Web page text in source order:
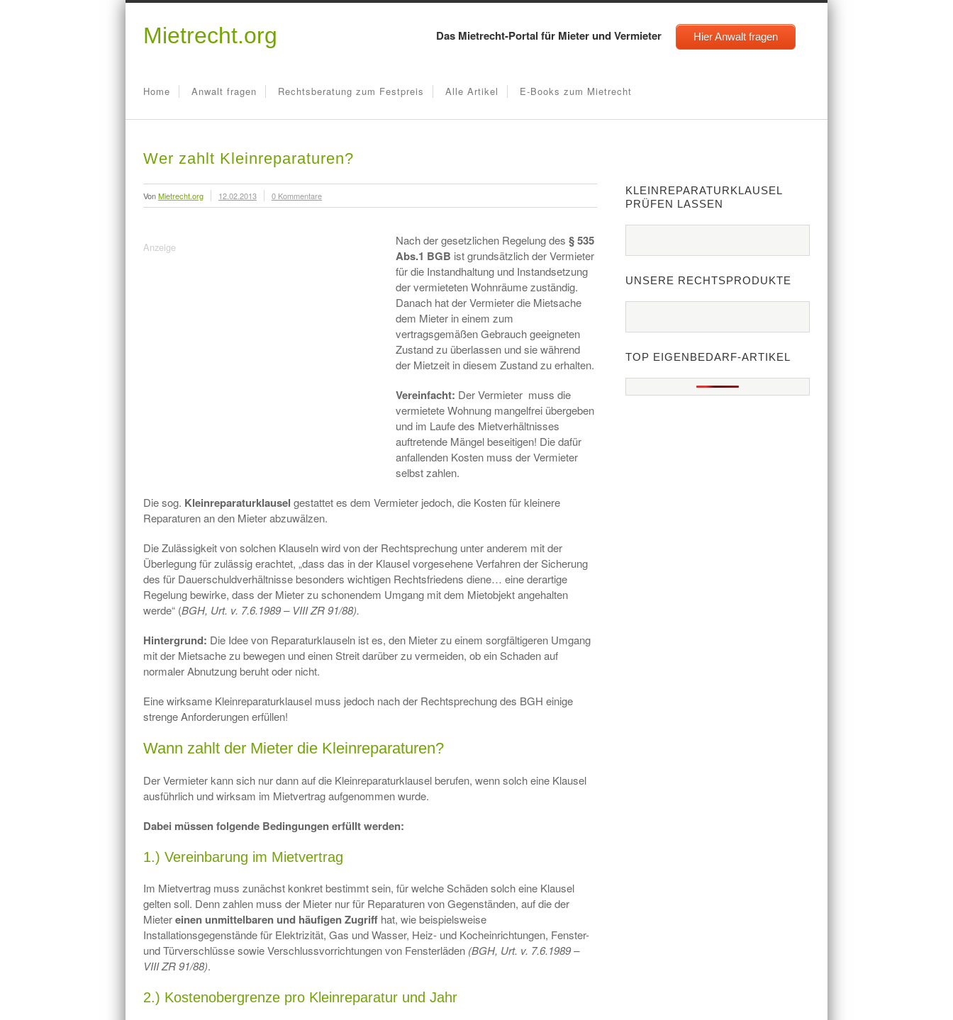
Mietrecht.org Das Mietrecht-Portal für Mieter und Vermieter Hier Anwalt fragen
Home Anwalt fragen Rechtsberatung zum Festpreis Alle Artikel E-Books zum Mietrecht
Wer zahlt Kleinreparaturen?
VonMietrecht.org 12.02.2013 0 Kommentare
Nach der gesetzlichen Regelung des § 535
Abs.1 BGB ist grundsätzlich der Vermieter
für die Instandhaltung und Instandsetzung
der vermieteten Wohnräume zuständig.
Danach hat der Vermieter die Mietsache
dem Mieter in einem zum
vertragsgemäßen Gebrauch geeigneten
Zustand zu überlassen und sie während
der Mietzeit in diesem Zustand zu erhalten.
Vereinfacht: Der Vermieter muss die
vermietete Wohnung mangelfrei übergeben
und im Laufe des Mietverhältnisses
auftretende Mängel beseitigen! Die dafür
anfallenden Kosten muss der Vermieter
selbst zahlen.
Die sog. Kleinreparaturklausel gestattet es dem Vermieter jedoch, die Kosten für kleinere
Reparaturen an den Mieter abzuwälzen.
Die Zulässigkeit von solchen Klauseln wird von der Rechtsprechung unter anderem mit der
Überlegung für zulässig erachtet, „dass das in der Klausel vorgesehene Verfahren der Sicherung
des für Dauerschuldverhältnisse besonders wichtigen Rechtsfriedens diene… eine derartige
Regelung bewirke, dass der Mieter zu schonendem Umgang mit dem Mietobjekt angehalten
werde“ (BGH, Urt. v. 7.6.1989 – VIII ZR 91/88).
Hintergrund: Die Idee von Reparaturklauseln ist es, den Mieter zu einem sorgfältigeren Umgang
mit der Mietsache zu bewegen und einen Streit darüber zu vermeiden, ob ein Schaden auf
normaler Abnutzung beruht oder nicht.
Eine wirksame Kleinreparaturklausel muss jedoch nach der Rechtsprechung des BGH einige
strenge Anforderungen erfüllen!
Wann zahlt der Mieter die Kleinreparaturen?
Der Vermieter kann sich nur dann auf die Kleinreparaturklausel berufen, wenn solch eine Klausel
ausführlich und wirksam im Mietvertrag aufgenommen wurde.
Dabei müssen folgende Bedingungen erfüllt werden:
1.) Vereinbarung im Mietvertrag
Im Mietvertrag muss zunächst konkret bestimmt sein, für welche Schäden solch eine Klausel
gelten soll. Denn zahlen muss der Mieter nur für Reparaturen von Gegenständen, auf die der
Mietereinen unmittelbaren und häufigen Zugriff hat, wie beispielsweise
Installationsgegenstände für Elektrizität, Gas und Wasser, Heiz- und Kocheinrichtungen, Fenster-
und Türverschlüsse sowie Verschlussvorrichtungen von Fensterläden (BGH, Urt. v. 7.6.1989 –
VIII ZR 91/88).
2.) Kostenobergrenze pro Kleinreparatur und Jahr
KLEINREPARATURKLAUSEL
PRÜFEN LASSEN
UNSERE RECHTSPRODUKTE
TOP EIGENBEDARF-ARTIKEL